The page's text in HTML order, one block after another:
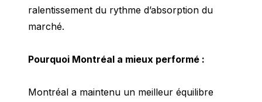
ralentissement du rythme d’absorption du
marché.
Pourquoi Montréal a mieux performé :
Montréal a maintenu un meilleur équilibre